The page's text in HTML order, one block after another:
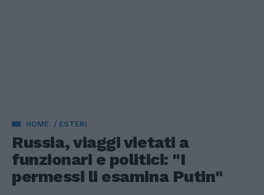
HOME ESTERI
Russia, viaggi vietati a
funzionari e politici: "I
permessi li esamina Putin"